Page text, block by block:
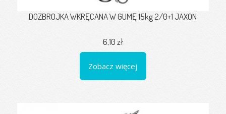
DOZBROJKA WKRĘCANA W GUMĘ 15kg 2/0+1 JAXON
6,10 zł
Zobacz więcej